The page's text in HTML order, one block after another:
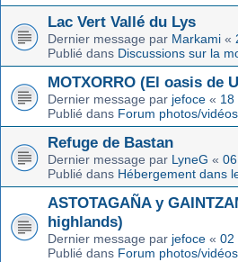
Lac Vert Vallé du Lys
Dernier message par Markami «
Publié dans Discussions sur la
MOTXORRO (El oasis de
Dernier message par jefoce « 18
Publié dans Forum photos/vidéos
Refuge de Bastan
Dernier message par LyneG «
Publié dans Hébergement dans
ASTOTAGAÑA y
highlands)
Dernier message par jefoce « 02
Publié dans Forum photos/vidéos